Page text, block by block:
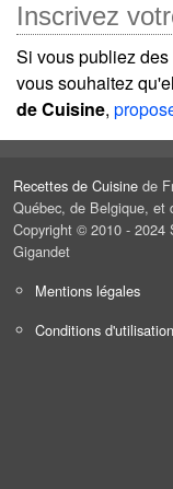
Inscrivez
Si vous publiez
vous souhaitez
de Cuisine,
Recettes de Cuisine de
Québec, de Belgique, et
Copyright © 2010 - 2024
Gigandet
Mentions légales
Conditions d'utilisation